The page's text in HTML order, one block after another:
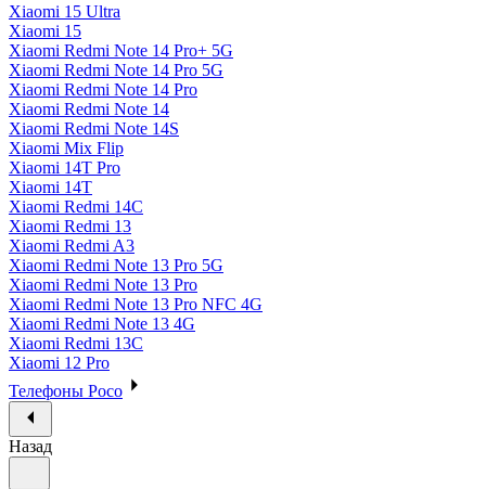
Xiaomi 15 Ultra
Xiaomi 15
Xiaomi Redmi Note 14 Pro+ 5G
Xiaomi Redmi Note 14 Pro 5G
Xiaomi Redmi Note 14 Pro
Xiaomi Redmi Note 14
Xiaomi Redmi Note 14S
Xiaomi Mix Flip
Xiaomi 14T Pro
Xiaomi 14T
Xiaomi Redmi 14C
Xiaomi Redmi 13
Xiaomi Redmi A3
Xiaomi Redmi Note 13 Pro 5G
Xiaomi Redmi Note 13 Pro
Xiaomi Redmi Note 13 Pro NFC 4G
Xiaomi Redmi Note 13 4G
Xiaomi Redmi 13C
Xiaomi 12 Pro
Телефоны Poco
Назад